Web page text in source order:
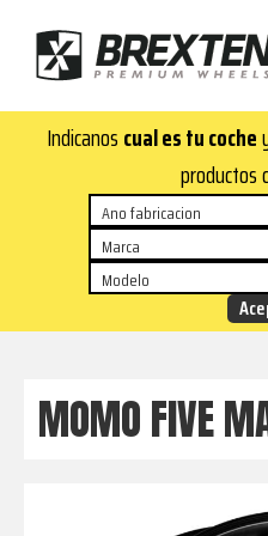
contenido
principal
de
página
Brexten
aluminio
premium
¡En
Brexten.com
encontrarás
aluminio
top!
y
estilo
Indicanos cual es tu coche
productos
MOMO FIVE